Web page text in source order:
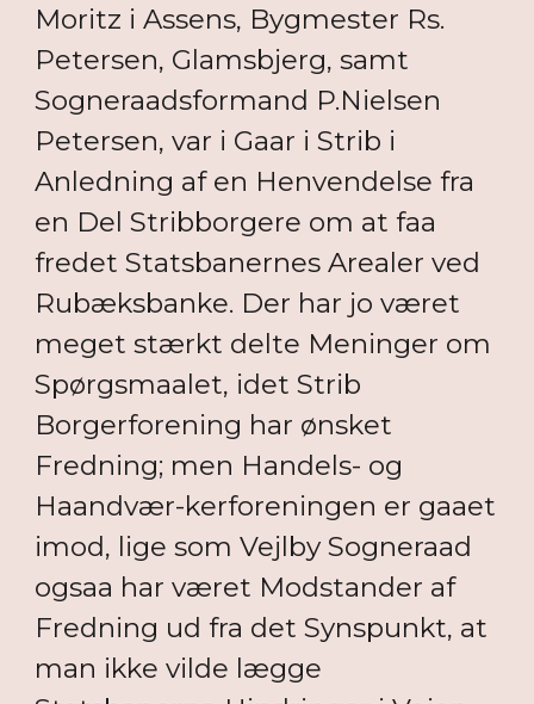
Moritz i Assens, Bygmester Rs.
Petersen, Glamsbjerg, samt
Sogneraadsformand P.Nielsen
Petersen, var i Gaar i Strib i
Anledning af en Henvendelse fra
en Del Stribborgere om at faa
fredet Statsbanernes Arealer ved
Rubæksbanke. Der har jo været
meget stærkt delte Meninger om
Spørgsmaalet, idet Strib
Borgerforening har ønsket
Fredning; men Handels- og
Haandvær-kerforeningen er gaaet
imod, lige som Vejlby Sogneraad
ogsaa har været Modstander af
Fredning ud fra det Synspunkt, at
man ikke vilde lægge